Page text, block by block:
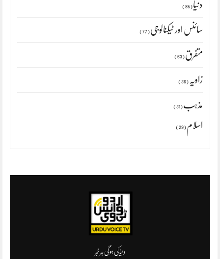
دنیا (85)
سائنس اور ٹیکنالوجی (77)
متفرق (63)
زاویہ (36)
مذہب (31)
اسلام (29)
دنیا کی ہو گی ہر خبر